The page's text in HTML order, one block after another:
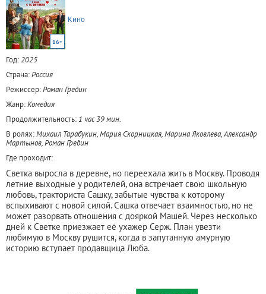
16+
Кино
Год:2025
Страна:Россия
Режиссер:Роман Гредин
Жанр:Комедия
Продолжительность: 1 час 39 мин.
В ролях:Михаил Тарабукин, Мария Скорницкая, Марина Яковлева, Александр
Мартынов, Роман Гредин
Где проходит:
Светка выросла в деревне, но переехала жить в Москву. Проводя
летние выходные у родителей, она встречает свою школьную
любовь, тракториста Сашку, забытые чувства к которому
вспыхивают с новой силой. Сашка отвечает взаимностью, но не
может разорвать отношения с дояркой Машей. Через несколько
дней к Светке приезжает её ухажер Серж. План увезти
любимую в Москву рушится, когда в запутанную амурную
историю вступает продавщица Люба.